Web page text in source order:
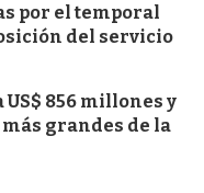
por el temporal
del servicio
US$ 856 millones y
grandes de la